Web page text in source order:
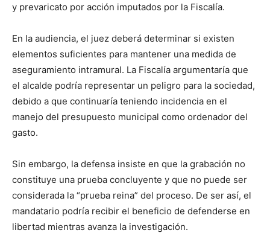
y prevaricato por acción imputados por la Fiscalía.
En la audiencia, el juez deberá determinar si existen
elementos suficientes para mantener una medida de
aseguramiento intramural. La Fiscalía argumentaría que
el alcalde podría representar un peligro para la sociedad,
debido a que continuaría teniendo incidencia en el
manejo del presupuesto municipal como ordenador del
gasto.
Sin embargo, la defensa insiste en que la grabación no
constituye una prueba concluyente y que no puede ser
considerada la “prueba reina” del proceso. De ser así, el
mandatario podría recibir el beneficio de defenderse en
libertad mientras avanza la investigación.